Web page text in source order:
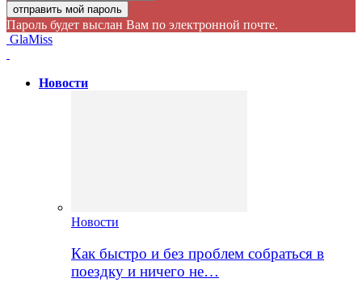
Пароль будет выслан Вам по электронной почте.
GlaMiss
Новости
Новости
Как быстро и без проблем собраться в
поездку и ничего не…